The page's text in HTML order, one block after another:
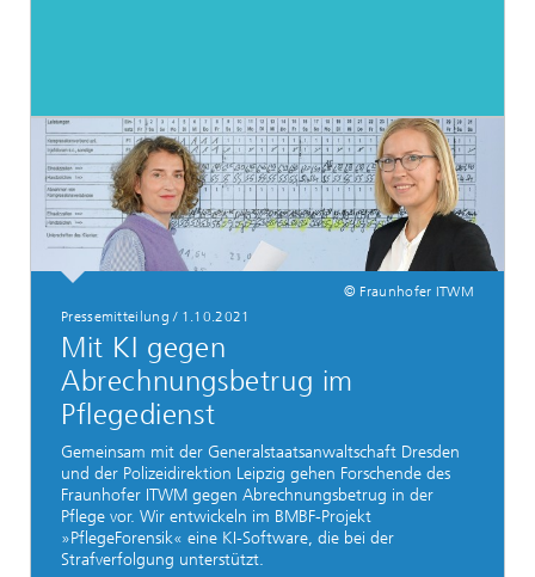
© Fraunhofer ITWM
Pressemitteilung / 1.10.2021
Mit KI gegen
Abrechnungsbetrug im
Pflegedienst
Gemeinsam mit der Generalstaatsanwaltschaft Dresden
und der Polizeidirektion Leipzig gehen Forschende des
Fraunhofer ITWM gegen Abrechnungsbetrug in der
Pflege vor. Wir entwickeln im BMBF-Projekt
»PflegeForensik« eine KI-Software, die bei der
Strafverfolgung unterstützt.